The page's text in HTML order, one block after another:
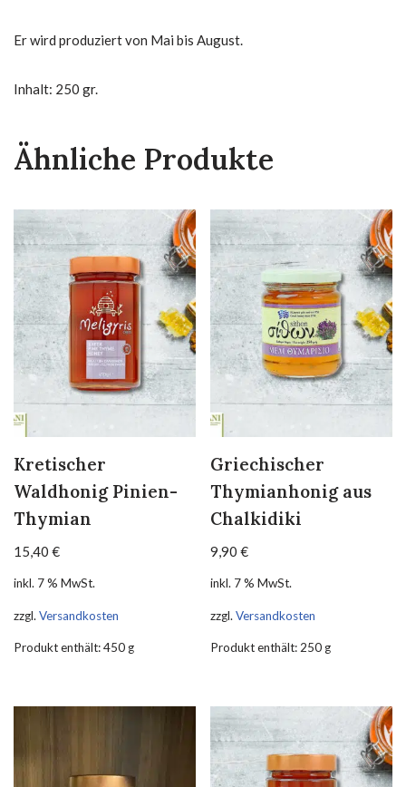
Er wird produziert von Mai bis August.
Inhalt: 250 gr.
Ähnliche Produkte
Kretischer
Waldhonig Pinien-
Thymian
15,40 €
inkl. 7 % MwSt.
zzgl. Versandkosten
Produkt enthält: 450 g
Griechischer
Thymianhonig aus
Chalkidiki
9,90€
inkl. 7 % MwSt.
zzgl.Versandkosten
Produkt enthält: 250 g